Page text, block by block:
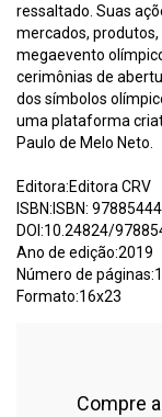
ressaltado. Suas
mercados,
megaevento
cerimônias de
dos símbolos
uma plataforma
Paulo de Melo Neto.
Editora:Editora CRV
ISBN:ISBN:
DOI:10.24824/
Ano de edição:2019
Número de
Formato:16x23
Compre